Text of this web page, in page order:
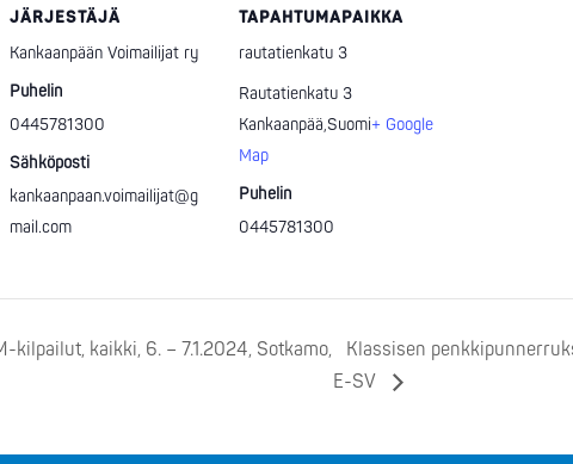
JÄRJESTÄJÄ
Kankaanpään Voimailijat ry
Puhelin
0445781300
Sähköposti
kankaanpaan.voimailijat@g
mail.com
TAPAHTUMAPAIKKA
rautatienkatu 3
Rautatienkatu 3
Kankaanpää,Suomi+ Google
Map
Puhelin
0445781300
kilpailut, kaikki, 6. – 7.1.2024, Sotkamo,
Klassisen
E-SV